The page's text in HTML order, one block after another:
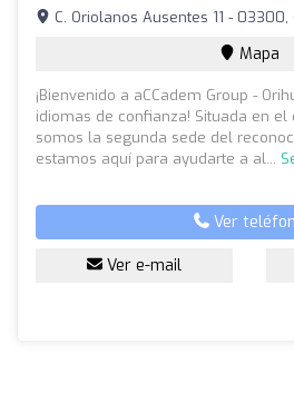
C. Oriolanos Ausentes 11 - 03300,
Mapa
¡Bienvenido a aCCadem Group -
idiomas de confianza! Situada en el
somos la segunda sede del
estamos aquí para ayudarte a al...
Ver
Ver e-mail